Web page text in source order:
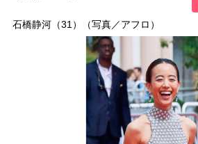
石橋静河（31）（写真／アフロ）